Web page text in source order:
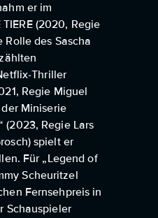
er im
(2020, Regie
Rolle des Sascha
Thriller
Regie Miguel
Miniserie
(2023, Regie Lars
spielt er
Für „Legend of
Scheuritzel
Fernsehpreis in
Schauspieler